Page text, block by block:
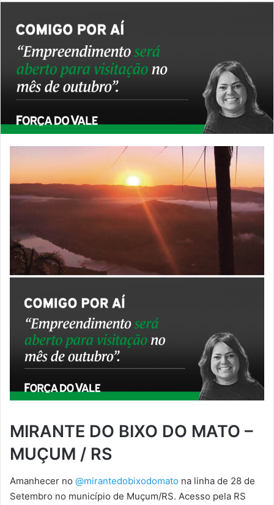
MIRANTE DO BIXO DO MATO –
MUÇUM / RS
Amanhecer no @mirantedobixodomato na linha de 28 de
Setembro no município de Muçum/RS. Acesso pela RS